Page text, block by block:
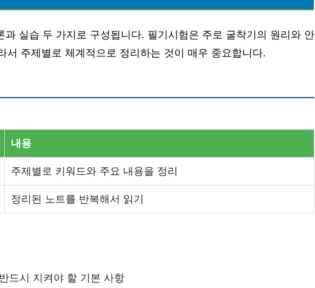
과 실습 두 가지로 구성됩니다. 필기시험은 주로 굴착기의 원리와 안
서 주제별로 체계적으로 정리하는 것이 매우 중요합니다.
내용
주제별로 키워드와 주요 내용을 정리
정리된 노트를 반복해서 읽기
드시 지켜야 할 기본 사항